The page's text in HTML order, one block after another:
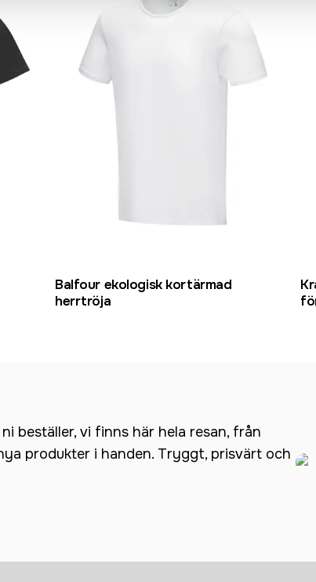
Balfour ekologisk kortärmad
herrtröja
beställer, vi finns här hela resan, från
produkter i handen. Tryggt, prisvärt och